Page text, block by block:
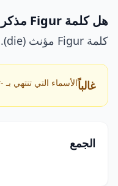
هل كلمة Figur مذكر أم مؤنث أم محايد؟
كلمة Figur مؤنث (die). الجمع: Figuren.
غالباًالأسماء التي تنتهي بـ -ur عادةً مؤنثة.
الجمع